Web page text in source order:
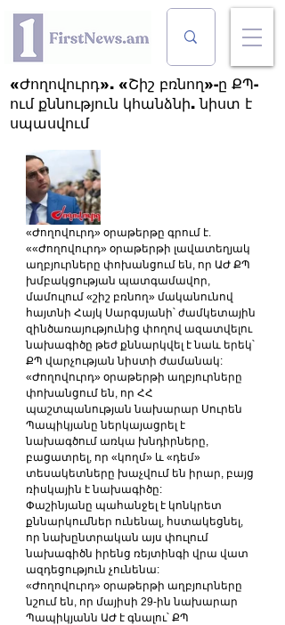
«Ժողովուրդ». «Շիշ բռնող»-ը ՔՊ-
ում քննություն կհանձնի. նիստ է
սպասվում
«Ժողովուրդ» օրաթերթը գրում է.
««Ժողովուրդ» օրաթերթի լավատեղյակ
աղբյուրները փոխանցում են, որ ԱԺ ՔՊ
խմբակցության պատգամավոր,
մամուլում «շիշ բռնող» մականունով
հայտնի Հայկ Սարգսյանի՝ ժամկետային
զինծառայությունից փողով ազատվելու
նախագիծը թեժ քննարկվել է նաև երեկ՝
ՔՊ վարչության նիստի ժամանակ:
«Ժողովուրդ» օրաթերթի աղբյուրները
փոխանցում են, որ ՀՀ
պաշտպանության նախարար Սուրեն
Պապիկյանը ներկայացրել է
նախագծում առկա խնդիրները,
բացատրել, որ «կողմ» և «դեմ»
տեսակետները խաչվում են իրար, բայց
ռիսկային է նախագիծը:
Փաշինյանը պահանջել է կոնկրետ
քննարկումներ ունենալ, հստակեցնել,
որ նախընտրական այս փուլում
նախագիծն իրենց ռեյտինգի վրա վատ
ազդեցություն չունենա:
«Ժողովուրդ» օրաթերթի աղբյուրները
նշում են, որ մայիսի 29-ին նախարար
Պապիկյանն ԱԺ է գնալու՝ ՔՊ